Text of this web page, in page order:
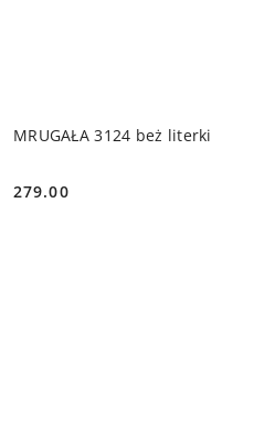
MRUGAŁA 3124 beż literki
Cena:
279.00